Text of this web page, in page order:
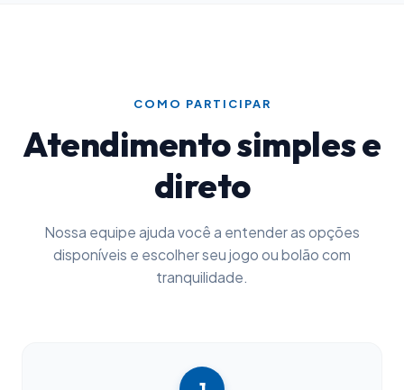
COMO PARTICIPAR
Atendimento simples e
direto
Nossa equipe ajuda você a entender as opções
disponíveis e escolher seu jogo ou bolão com
tranquilidade.